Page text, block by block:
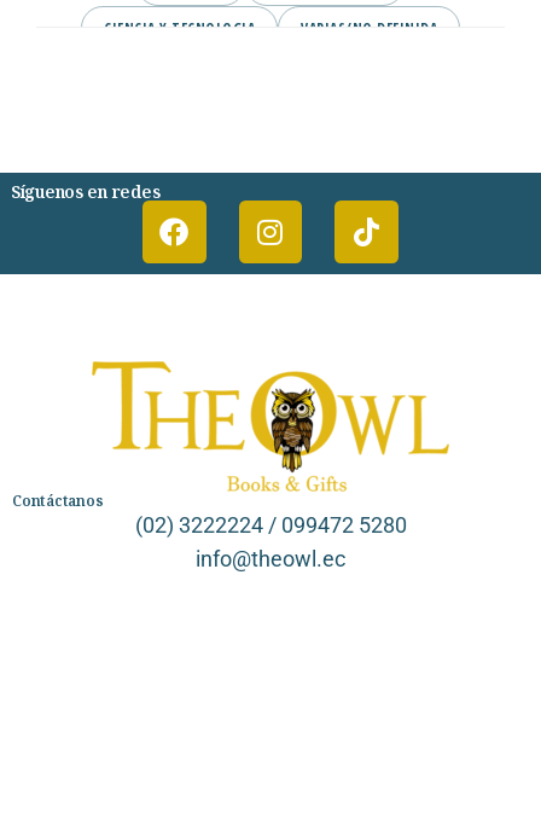
CIENCIA Y TECNOLOGIA VARIAS/NO DEFINIDA
Síguenos en redes
Contáctanos
(02) 3222224 / 099472 5280
info@theowl.ec